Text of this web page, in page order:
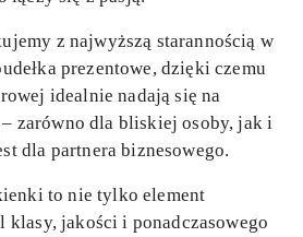
z najwyższą starannością w
prezentowe, dzięki czemu
idealnie nadają się na
zarówno dla bliskiej osoby, jak i
dla partnera biznesowego.
to nie tylko element
klasy, jakości i ponadczasowego